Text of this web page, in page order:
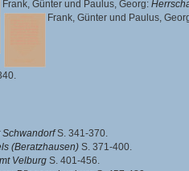
Frank, Günter und Paulus, Georg:
Frank, Günter und Paulus,
SchwandorfS. 341-370.
(Beratzhausen) S. 371-400.
Velburg S. 401-456.